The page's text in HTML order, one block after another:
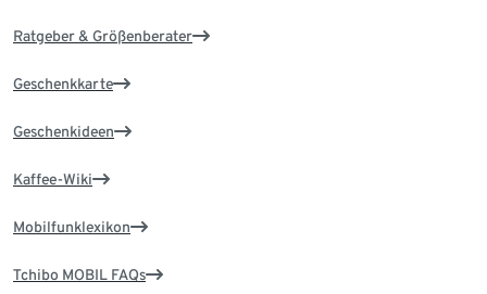
Ratgeber & Größenberater
Geschenkkarte
Geschenkideen
Kaffee-Wiki
Mobilfunklexikon
Tchibo MOBIL FAQs